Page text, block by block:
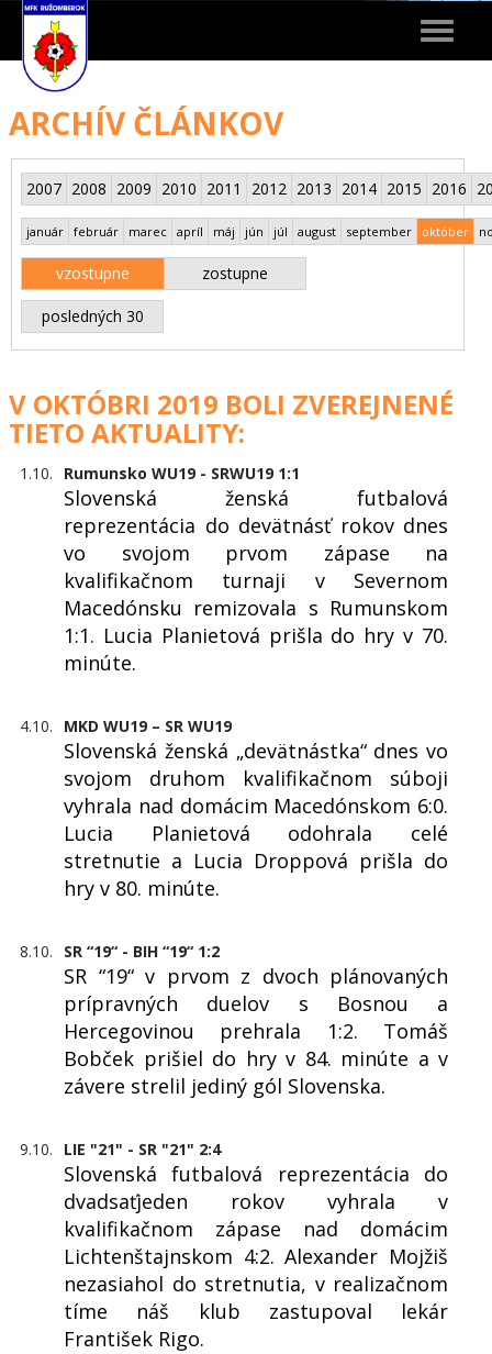
Toggle
ARCHÍV ČLÁNKOV
2007 2008 2009 2010 2011 2012 2013 2014 2015 2016
január február marec apríl máj jún júl august september október
vzostupne zostupne
posledných 30
V OKTÓBRI 2019 BOLI ZVEREJNENÉ
TIETO AKTUALITY:
1.10. Rumunsko WU19 - SRWU19 1:1
Slovenská ženská futbalová
reprezentácia do devätnásť rokov dnes
vo svojom prvom zápase na
kvalifikačnom turnaji v Severnom
Macedónsku remizovala s Rumunskom
1:1. Lucia Planietová prišla do hry v 70.
minúte.
4.10. MKD WU19 – SR WU19
Slovenská ženská „devätnástka“ dnes vo
svojom druhom kvalifikačnom súboji
vyhrala nad domácim Macedónskom 6:0.
Lucia Planietová odohrala celé
stretnutie a Lucia Droppová prišla do
hry v 80. minúte.
8.10. SR “19“ - BIH “19“ 1:2
SR “19“ v prvom z dvoch plánovaných
prípravných duelov s Bosnou a
Hercegovinou prehrala 1:2. Tomáš
Bobček prišiel do hry v 84. minúte a v
závere strelil jediný gól Slovenska.
9.10. LIE "21" - SR "21" 2:4
Slovenská futbalová reprezentácia do
dvadsaťjeden rokov vyhrala v
kvalifikačnom zápase nad domácim
Lichtenštajnskom 4:2. Alexander Mojžiš
nezasiahol do stretnutia, v realizačnom
tíme náš klub zastupoval lekár
František Rigo.